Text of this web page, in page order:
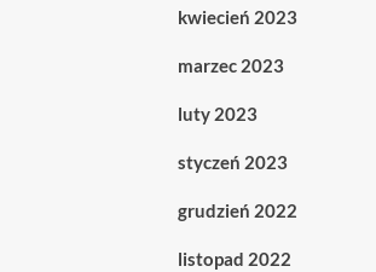
kwiecień 2023
marzec 2023
luty 2023
styczeń 2023
grudzień 2022
listopad 2022